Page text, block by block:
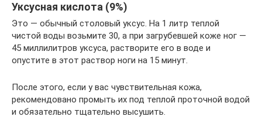
Уксусная кислота (9%)
Это — обычный столовый уксус. На 1 литр теплой
чистой воды возьмите 30, а при загрубевшей коже ног —
45 миллилитров уксуса, растворите его в воде и
опустите в этот раствор ноги на 15 минут.
После этого, если у вас чувствительная кожа,
рекомендовано промыть их под теплой проточной водой
и обязательно тщательно высушить.